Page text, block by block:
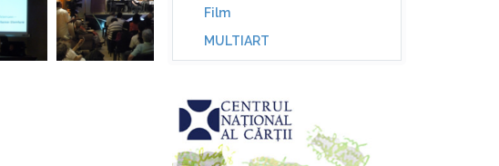
Film
MULTIART